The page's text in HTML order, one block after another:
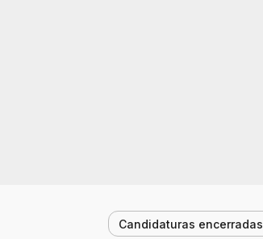
Candidaturas encerradas